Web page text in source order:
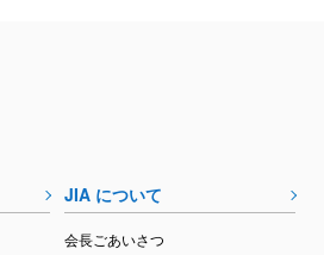
JIA について
会長ごあいさつ